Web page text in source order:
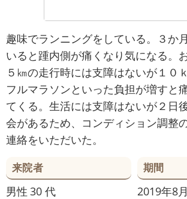
趣味でランニングをしている。３か
いると踵内側が痛くなり気になる。
５㎞の走行時には支障はないが１０
フルマラソンといった負担が増すと
てくる。生活には支障はないが２日
会があるため、コンディション調整
連絡をいただいた。
来院者
男性 30 代
期間
2019年8